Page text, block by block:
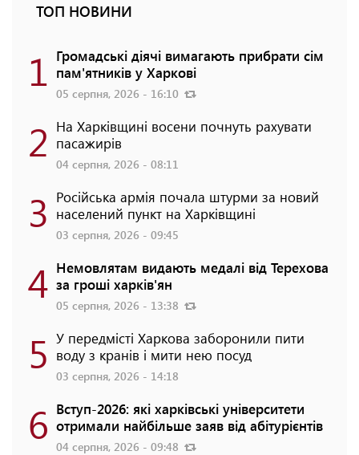
ТОП НОВИНИ
1 Громадські діячі вимагають прибрати сім
пам'ятників у Харкові
05 серпня, 2026 - 16:10
2 На Харківщині восени почнуть рахувати
пасажирів
04 серпня, 2026 - 08:11
3 Російська армія почала штурми за новий
населений пункт на Харківщині
03 серпня, 2026 - 09:45
4 Немовлятам видають медалі від Терехова
за гроші харків'ян
05 серпня, 2026 - 13:38
5 У передмісті Харкова заборонили пити
воду з кранів і мити нею посуд
03 серпня, 2026 - 14:18
6 Вступ-2026: які харківські університети
отримали найбільше заяв від абітурієнтів
04 серпня, 2026 - 09:48